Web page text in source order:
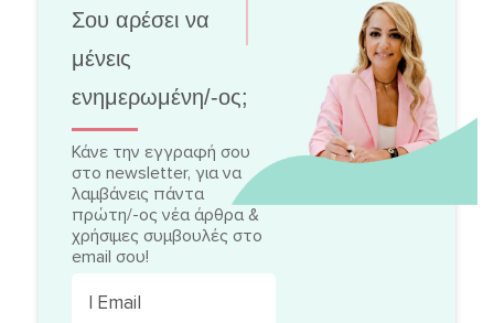
Σου αρέσει να
μένεις
ενημερωμένη/-ος;
Κάνε την εγγραφή σου
στο newsletter, για να
λαμβάνεις πάντα
πρώτη/-ος νέα άρθρα &
χρήσιμες συμβουλές στο
email σου!